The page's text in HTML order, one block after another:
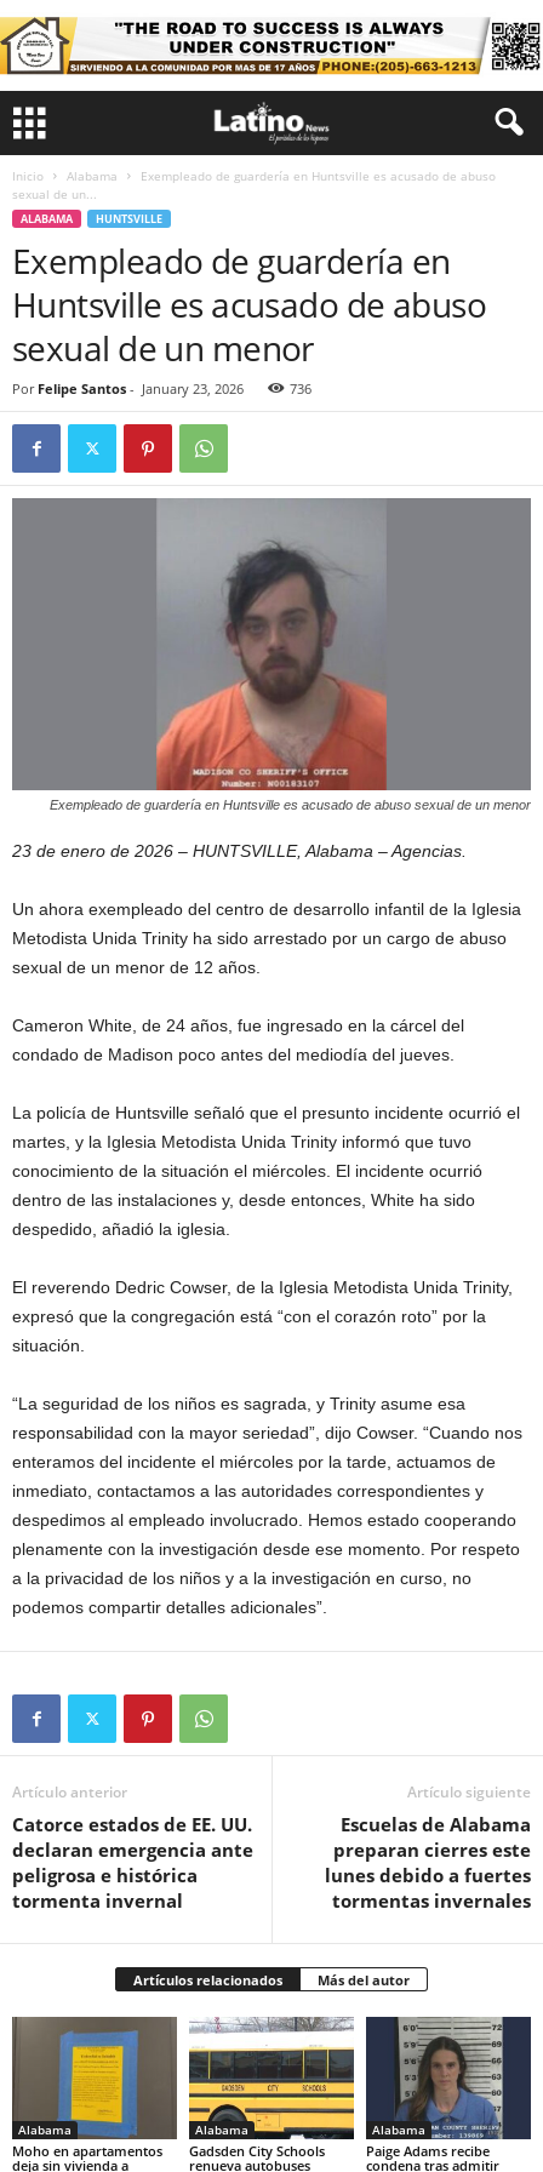
Inicio Alabama
Exempleado de guardería en Huntsville es acusado de abuso
sexual de un...
ALABAMA HUNTSVILLE
Exempleado de guardería en
Huntsville es acusado de abuso
sexual de un menor
Por Felipe Santos - January 23, 2026 736
Exempleado de guardería en Huntsville es acusado de abuso sexual de un menor
23 de enero de 2026 – HUNTSVILLE, Alabama – Agencias.
Un ahora exempleado del centro de desarrollo infantil de la Iglesia
Metodista Unida Trinity ha sido arrestado por un cargo de abuso
sexual de un menor de 12 años.
Cameron White, de 24 años, fue ingresado en la cárcel del
condado de Madison poco antes del mediodía del jueves.
La policía de Huntsville señaló que el presunto incidente ocurrió el
martes, y la Iglesia Metodista Unida Trinity informó que tuvo
conocimiento de la situación el miércoles. El incidente ocurrió
dentro de las instalaciones y, desde entonces, White ha sido
despedido, añadió la iglesia.
El reverendo Dedric Cowser, de la Iglesia Metodista Unida Trinity,
expresó que la congregación está “con el corazón roto” por la
situación.
“La seguridad de los niños es sagrada, y Trinity asume esa
responsabilidad con la mayor seriedad”, dijo Cowser. “Cuando nos
enteramos del incidente el miércoles por la tarde, actuamos de
inmediato, contactamos a las autoridades correspondientes y
despedimos al empleado involucrado. Hemos estado cooperando
plenamente con la investigación desde ese momento. Por respeto
a la privacidad de los niños y a la investigación en curso, no
podemos compartir detalles adicionales”.
Artículo anterior
Catorce estados de EE. UU.
declaran emergencia ante
peligrosa e histórica
tormenta invernal
Artículo siguiente
Escuelas de Alabama
preparan cierres este
lunes debido a fuertes
tormentas invernales
Artículos relacionados Más del autor
Alabama
Moho en apartamentos
deja sin vivienda a
Alabama
Gadsden City Schools
renueva autobuses
Alabama
Paige Adams recibe
condena tras admitir